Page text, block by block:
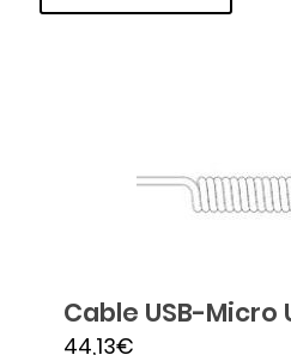
Cable USB-Micro
44,13€